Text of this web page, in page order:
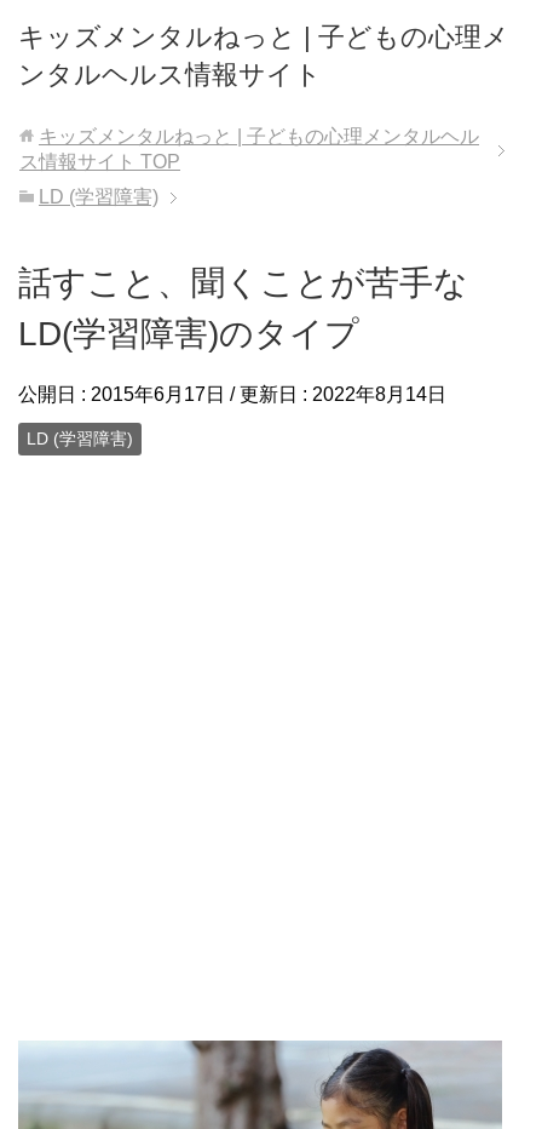
キッズメンタルねっと | 子どもの心理メ
ンタルヘルス情報サイト
キッズメンタルねっと | 子どもの心理メンタルヘル
ス情報サイト TOP
LD (学習障害)
話すこと、聞くことが苦手な
LD(学習障害)のタイプ
公開日 : 2015年6月17日 / 更新日 : 2022年8月14日
LD (学習障害)